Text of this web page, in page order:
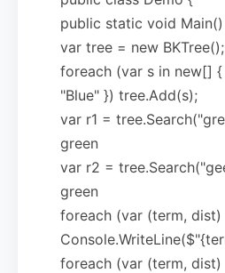
public static void
var tree = new BKTree();
foreach (var s in new[] {
"Blue" }) tree.Add(s);
var r1 =
green
var r2 =
green
foreach (var (term, dist)
foreach (var (term, dist)